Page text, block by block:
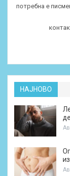
потребна е
НАЈНОВО